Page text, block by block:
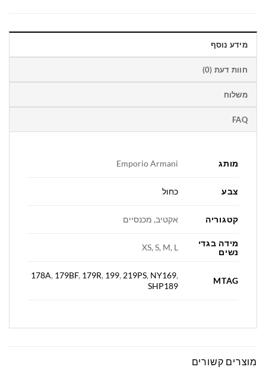
מידע נוסף
חוות דעת (0)
משלוח
FAQ
מותג Emporio Armani
צבע כחול
קטגוריה אקטיב, מכנסיים
מידה בגדי
נשים
XS, S, M, L
MTAG
178A, 179BF, 179R, 199, 219PS, NY169,
SHP189
מוצרים קשורים